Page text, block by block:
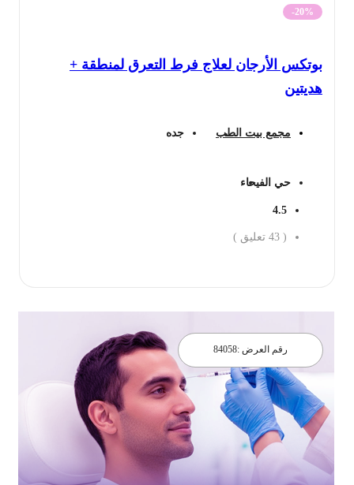
-20%
بوتكس الأرجان لعلاج فرط التعرق لمنطقة +
هديتين
مجمع بيت الطب جده
حي الفيحاء
4.5
43 تعليق )
رقم العرض : 84058